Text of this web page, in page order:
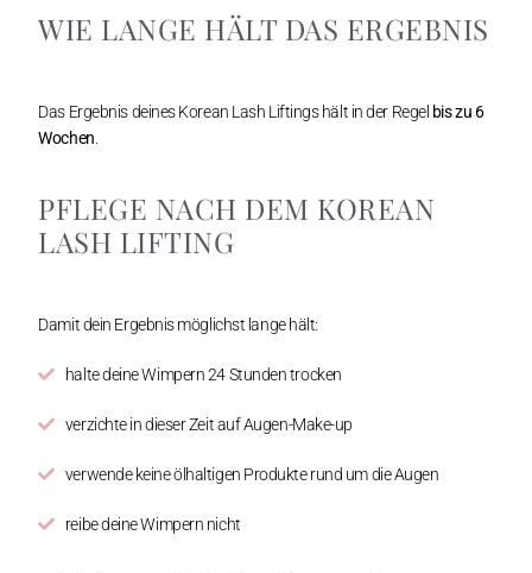
WIE LANGE HÄLT DAS ERGEBNIS
Das Ergebnis deines Korean Lash Liftings hält in der Regel bis zu 6
Wochen
PFLEGE NACH DEM KOREAN
LASH LIFTING
Damit dein Ergebnis möglichst lange hält:
halte deine Wimpern 24 Stunden trocken
verzichte in dieser Zeit auf Augen-Make-up
verwende keine ölhaltigen Produkte rund um die Augen
reibe deine Wimpern nicht